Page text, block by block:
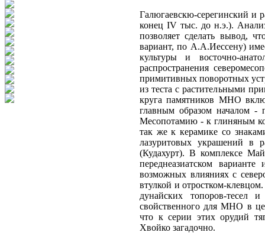
Галюгаевскю-серегинский и
конец IV тыс. до н.э.).
позволяет сделать вывод,
вариант, по А.А.Иессену)
культуры и восточно-
распространения
примитивных поворотных
из теста с растительными
круга памятников МНО
главным образом началом
Месопотамию - к глиняным
так же к керамике со
лазуритовых украшений в
(Кудахурт). В комплексе
переднеазиатском
возможных влияниях с
втулкой и отростком-
дунайских топоров-тесел
свойственного для МНО в
что к серии этих орудий
Хвойко загадочно.